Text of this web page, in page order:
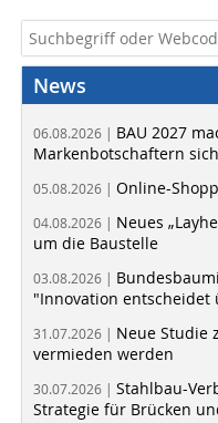
News
06.08.2026 | BAU 2027
Markenbotschaftern
05.08.2026 | Online-
04.08.2026 | Neues
um die Baustelle
03.08.2026 |
"Innovation entscheidet
31.07.2026 | Neue Studie
vermieden werden
30.07.2026 | Stahlbau-
Strategie für Brücken